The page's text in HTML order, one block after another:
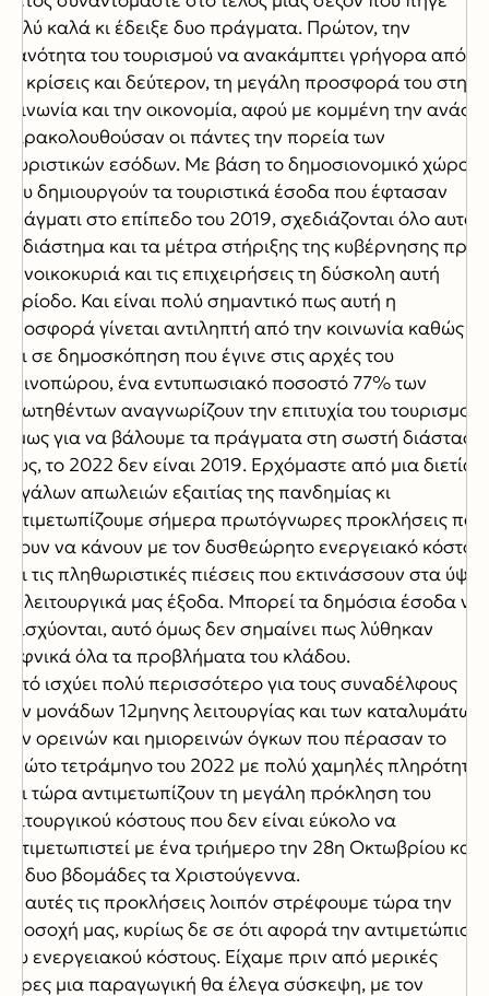
πολύ καλά κι έδειξε δυο πράγματα. Πρώτον, την
ικανότητα του τουρισμού να ανακάμπτει γρήγορα από
τις κρίσεις και δεύτερον, τη μεγάλη προσφορά του στην
κοινωνία και την οικονομία, αφού με κομμένη την ανάσα
παρακολουθούσαν οι πάντες την πορεία των
τουριστικών εσόδων. Με βάση το δημοσιονομικό χώρο
που δημιουργούν τα τουριστικά έσοδα που έφτασαν
πράγματι στο επίπεδο του 2019, σχεδιάζονται όλο αυτό
το διάστημα και τα μέτρα στήριξης της κυβέρνησης προς
τα νοικοκυριά και τις επιχειρήσεις τη δύσκολη αυτή
περίοδο. Και είναι πολύ σημαντικό πως αυτή η
προσφορά γίνεται αντιληπτή από την κοινωνία καθώς
και σε δημοσκόπηση που έγινε στις αρχές του
φθινοπώρου, ένα εντυπωσιακό ποσοστό 77% των
ερωτηθέντων αναγνωρίζουν την επιτυχία του τουρισμού.
Όμως για να βάλουμε τα πράγματα στη σωστή διάστασή
τους, το 2022 δεν είναι 2019. Ερχόμαστε από μια διετία
μεγάλων απωλειών εξαιτίας της πανδημίας κι
αντιμετωπίζουμε σήμερα πρωτόγνωρες προκλήσεις που
έχουν να κάνουν με τον δυσθεώρητο ενεργειακό κόστος
και τις πληθωριστικές πιέσεις που εκτινάσσουν στα ύψη
τα λειτουργικά μας έξοδα. Μπορεί τα δημόσια έσοδα να
ενισχύονται, αυτό όμως δεν σημαίνει πως λύθηκαν
ξαφνικά όλα τα προβλήματα του κλάδου.
Αυτό ισχύει πολύ περισσότερο για τους συναδέλφους
των μονάδων 12μηνης λειτουργίας και των καταλυμάτων
των ορεινών και ημιορεινών όγκων που πέρασαν το
πρώτο τετράμηνο του 2022 με πολύ χαμηλές πληρότητες
και τώρα αντιμετωπίζουν τη μεγάλη πρόκληση του
λειτουργικού κόστους που δεν είναι εύκολο να
αντιμετωπιστεί με ένα τριήμερο την 28η Οκτωβρίου και
με δυο βδομάδες τα Χριστούγεννα.
Σε αυτές τις προκλήσεις λοιπόν στρέφουμε τώρα την
προσοχή μας, κυρίως δε σε ότι αφορά την αντιμετώπιση
του ενεργειακού κόστους. Είχαμε πριν από μερικές
μέρες μια παραγωγική θα έλεγα σύσκεψη, με τον